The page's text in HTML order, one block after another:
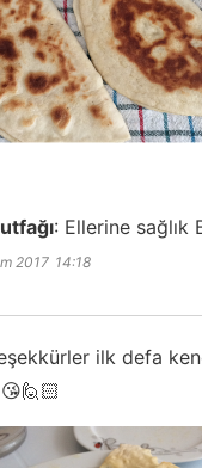
: Ellerine sağlık
2017 14:18
ilk defa